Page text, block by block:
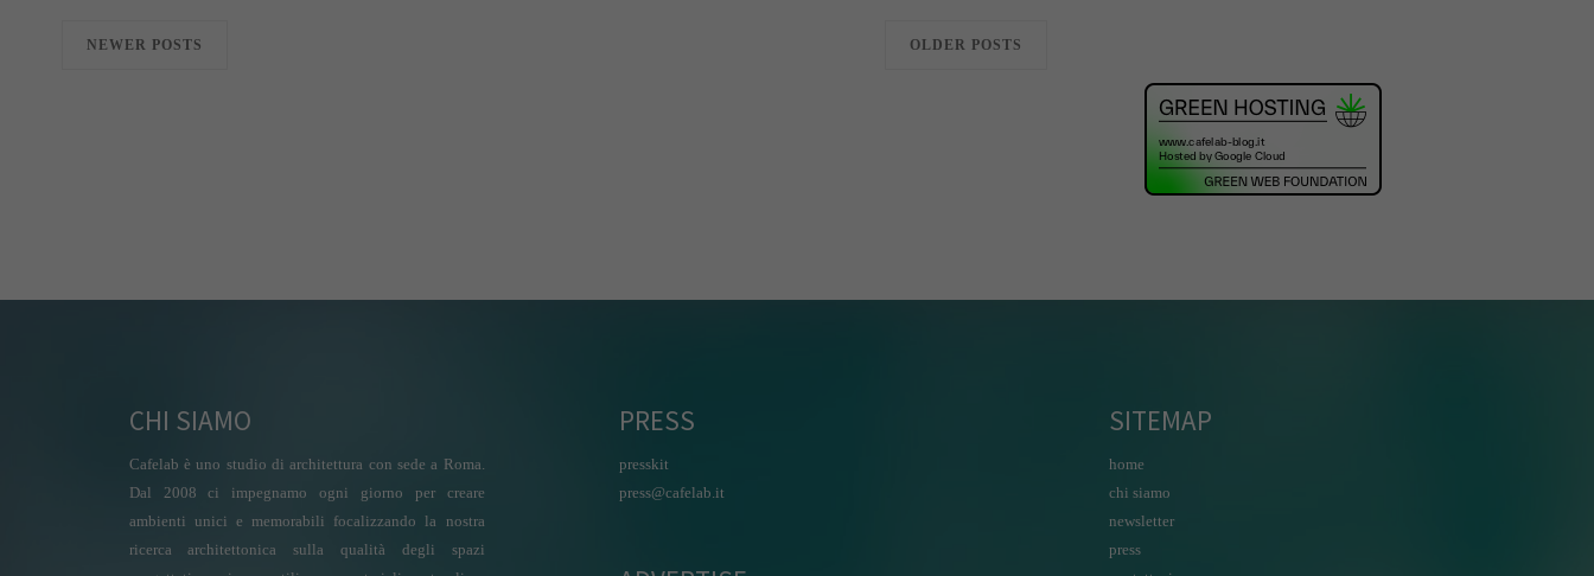
NEWER POSTS OLDER POSTS
CHI SIAMO
Cafelab è uno studio di architettura con sede a Roma.
Dal 2008 ci impegnamo ogni giorno per creare
ambienti unici e memorabili focalizzando la nostra
ricerca architettonica sulla qualità degli spazi
PRESS
presskit
press@cafelab.it
SITEMAP
home
chi siamo
newsletter
press